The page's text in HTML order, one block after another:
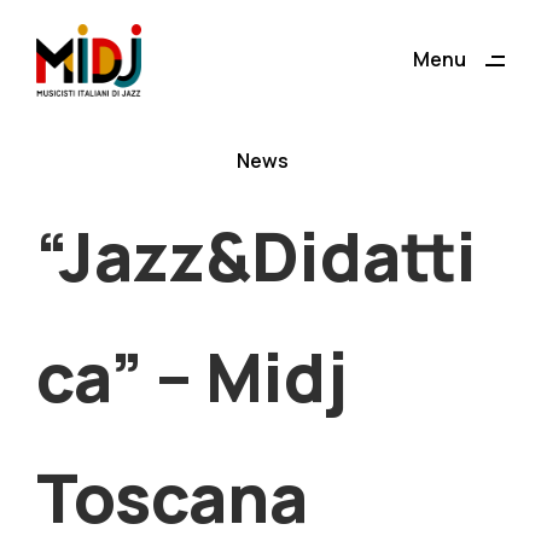
Menu
News
“Jazz&Didatti
ca” – Midj
Toscana